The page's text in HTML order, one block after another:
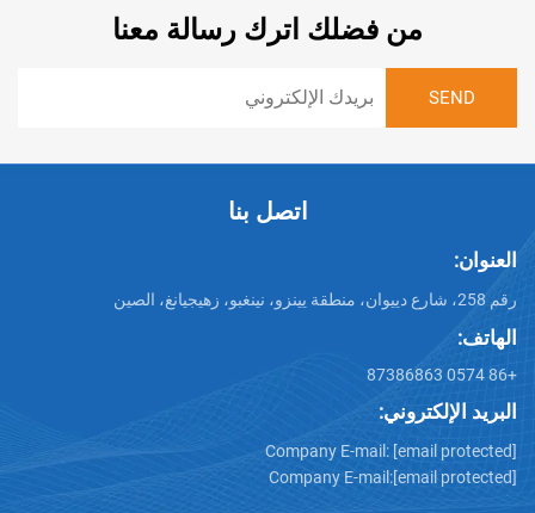
من فضلك اترك رسالة معنا
Company E-mail:
Company E-mail: